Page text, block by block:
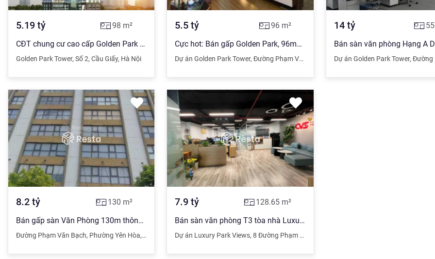
5.19 tỷ 98 m²
CĐT chung cư cao cấp Golden Park mở bán đợt cuối, nhận nhà ngay. Sổ đỏ lâu dài chiết khấu TT sớm 3%
Golden Park Tower, Số 2, Cầu Giấy, Hà Nội
5.5 tỷ 96 m²
Cực hot: Bán gấp Golden Park, 96m2, 3PN, full nội thất đẹp. Giá: 5.5 tỷ bao mọi phí. 0899,511.866
Dự án Golden Park Tower, Đường Phạm Văn Bạch Cầu Giấy,Hà Nội
14tỷ
Dự án Golden Park Tower, Đường
8.2 tỷ 130 m²
Bán gấp sàn Văn Phòng 130m thông sàn, 8,2 tỷ, view công viên Cầu Giấy, hàng xóm Đại sứ quán Mỹ
Đường Phạm Văn Bạch, Phường Yên Hòa,Cầu Giấy Hà Nội
7.9 tỷ 128.65 m²
Bán sàn văn phòng T3 tòa nhà Luxury Park Views số 8 Phạm Văn Bạch, Cầu Giấy. DT 128.65m2. Giá 7.9tỷ
Dự án Luxury Park Views, 8 Đường Phạm Văn Bạch